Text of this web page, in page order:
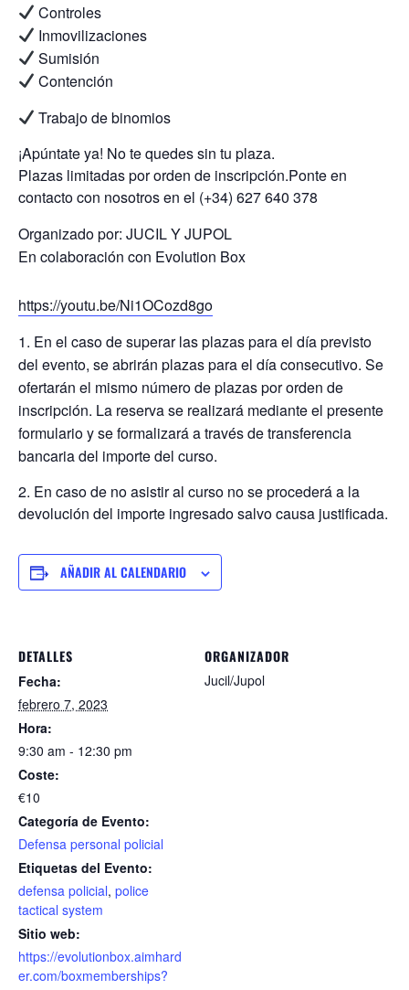
Controles
Inmovilizaciones
Sumisión
Contención
Trabajo de binomios
¡Apúntate ya! No te quedes sin tu plaza.
Plazas limitadas por orden de inscripción.Ponte en
contacto con nosotros en el (+34) 627 640 378
Organizado por: JUCIL Y JUPOL
En colaboración con Evolution Box
https://youtu.be/Ni1OCozd8go
1. En el caso de superar las plazas para el día previsto
del evento, se abrirán plazas para el día consecutivo. Se
ofertarán el mismo número de plazas por orden de
inscripción. La reserva se realizará mediante el presente
formulario y se formalizará a través de transferencia
bancaria del importe del curso.
2. En caso de no asistir al curso no se procederá a la
devolución del importe ingresado salvo causa justificada.
AÑADIR AL CALENDARIO
DETALLES
Fecha:
febrero 7, 2023
Hora:
9:30 am - 12:30 pm
Coste:
€10
Categoría de Evento:
Defensa personal policial
Etiquetas del Evento:
defensa policial, police
tactical system
Sitio web:
https://evolutionbox.aimhard
er.com/boxmemberships?
ORGANIZADOR
Jucil/Jupol